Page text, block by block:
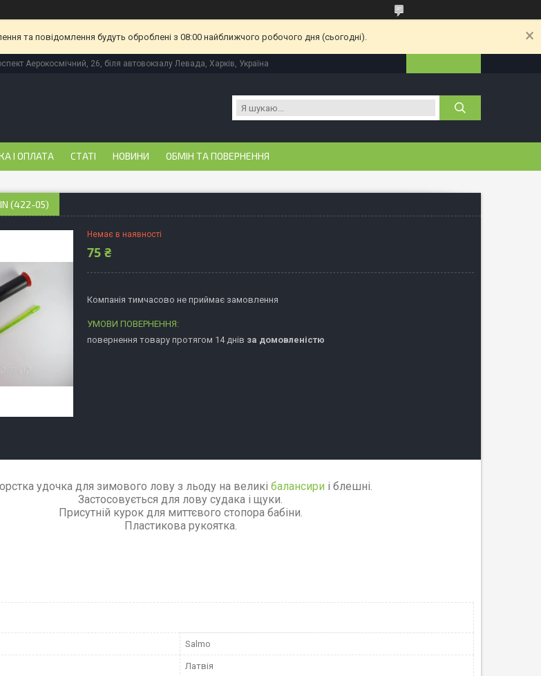
та повідомлення будуть оброблені з 08:00 найближчого робочого дня (сьогодні).
Аерокосмічний, 26, біля автовокзалу Левада, Харків, Україна
І ОПЛАТА СТАТІ НОВИНИ ОБМІН ТА ПОВЕРНЕННЯ
(422-05)
Немає в наявності
75 ₴
Компанія тимчасово не приймає замовлення
повернення товару протягом 14 днів за домовленістю
удочка для зимового лову з льоду на великі балансири і блешні.
Застосовується для лову судака і щуки.
Присутній курок для миттєвого стопора бабіни.
Пластикова рукоятка.
Salmo
Латвія